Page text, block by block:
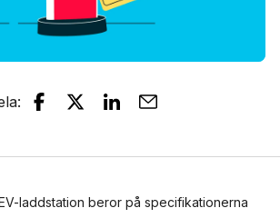
:
laddstation beror på specifikationerna